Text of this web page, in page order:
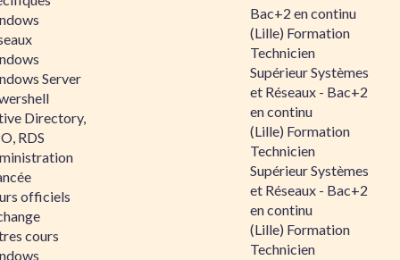
Server
Directory,
RDS
officiels
cours
Bac+2 en continu
(Lille) Formation
Technicien
Supérieur Systèmes
et Réseaux - Bac+2
en continu
(Lille) Formation
Technicien
Supérieur Systèmes
et Réseaux - Bac+2
en continu
(Lille) Formation
Technicien